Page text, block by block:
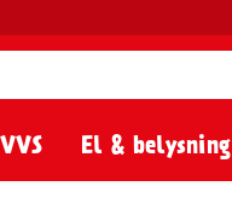
El & belysning